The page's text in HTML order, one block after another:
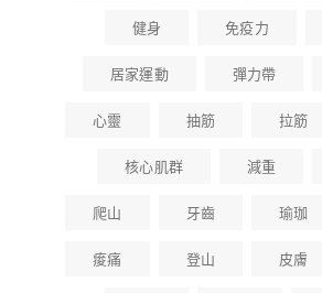
健身
免疫力
居家運動
彈力帶
心靈
抽筋 拉筋
核心肌群
減重
爬山
牙齒 瑜珈
痠痛
登山 皮膚